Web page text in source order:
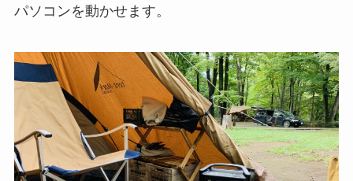
パソコンを動かせます。